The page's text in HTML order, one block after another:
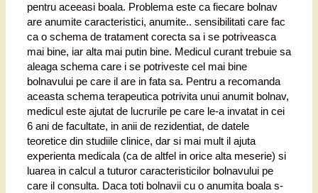
pentru aceeasi boala. Problema este ca fiecare bolnav
are anumite caracteristici, anumite.. sensibilitati care fac
ca o schema de tratament corecta sa i se potriveasca
mai bine, iar alta mai putin bine. Medicul curant trebuie sa
aleaga schema care i se potriveste cel mai bine
bolnavului pe care il are in fata sa. Pentru a recomanda
aceasta schema terapeutica potrivita unui anumit bolnav,
medicul este ajutat de lucrurile pe care le-a invatat in cei
6 ani de facultate, in anii de rezidentiat, de datele
teoretice din studiile clinice, dar si mai mult il ajuta
experienta medicala (ca de altfel in orice alta meserie) si
luarea in calcul a tuturor caracteristicilor bolnavului pe
care il consulta. Daca toti bolnavii cu o anumita boala s-